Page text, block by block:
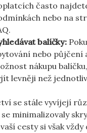
často
nebo na
balíčky:
nebo půjčení
nákupu
levněji než
se stále vyvíjejí
se minimalizovaly
cesty si však